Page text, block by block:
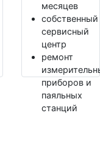
месяцев
собственный
сервисный
центр
ремонт
приборов и
паяльных
станций